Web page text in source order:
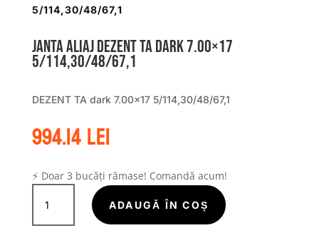
5/114,30/48/67,1
Janta aliaj DEZENT TA dark 7.00×17
5/114,30/48/67,1
DEZENT TA dark 7.00×17 5/114,30/48/67,1
994.14lei
⚡ Doar 3 bucăți rămase! Comandă acum!
Cantitate
Janta
aliaj
ADAUGĂ ÎN COȘ